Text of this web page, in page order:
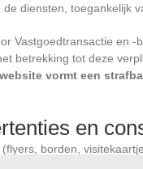
de diensten, toegankelijk
Vastgoedtransactie en
betrekking tot deze
vormt een
en
borden,